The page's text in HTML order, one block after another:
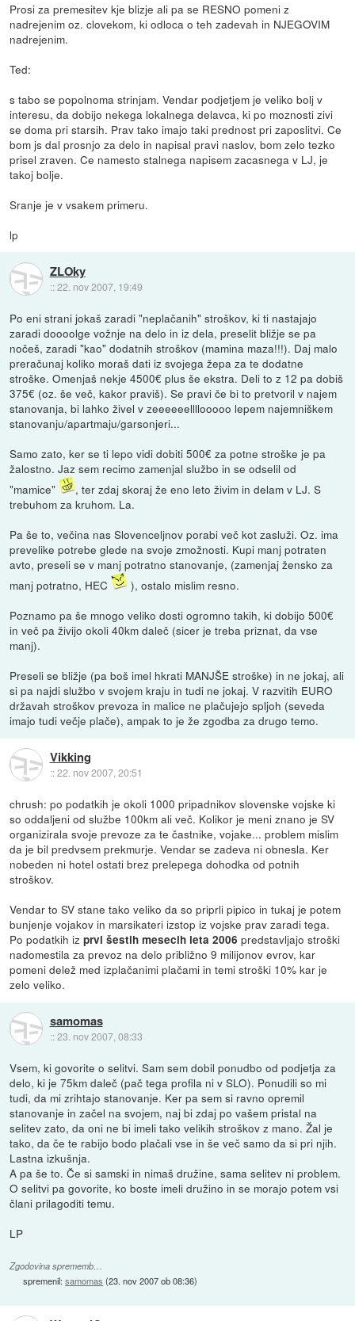
Prosi za premesitev kje blizje ali pa se RESNO pomeni z
nadrejenim oz. clovekom, ki odloca o teh zadevah in NJEGOVIM
nadrejenim.
Ted:
s tabo se popolnoma strinjam. Vendar podjetjem je veliko bolj v
interesu, da dobijo nekega lokalnega delavca, ki po moznosti zivi
se doma pri starsih. Prav tako imajo taki prednost pri zaposlitvi. Ce
bom js dal prosnjo za delo in napisal pravi naslov, bom zelo tezko
prisel zraven. Ce namesto stalnega napisem zacasnega v LJ, je
takoj bolje.
Sranje je v vsakem primeru.
lp
ZLOky
::22. nov 2007, 19:49
Po eni strani jokaš zaradi "neplačanih" stroškov, ki ti nastajajo
zaradi doooolge vožnje na delo in iz dela, preselit bližje se pa
nočeš, zaradi "kao" dodatnih stroškov (mamina maza!!!). Daj malo
preračunaj koliko moraš dati iz svojega žepa za te dodatne
stroške. Omenjaš nekje 4500€ plus še ekstra. Deli to z 12 pa dobiš
375€ (oz. še več, kakor praviš). Se pravi če bi to pretvoril v najem
stanovanja, bi lahko živel v zeeeeeellllooooo lepem najemniškem
stanovanju/apartmaju/garsonjeri...
Samo zato, ker se ti lepo vidi dobiti 500€ za potne stroške je pa
žalostno. Jaz sem recimo zamenjal službo in se odselil od
"mamice"
, ter zdaj skoraj že eno leto živim in delam v LJ. S
trebuhom za kruhom. La.
Pa še to, večina nas Slovenceljnov porabi več kot zasluži. Oz. ima
prevelike potrebe glede na svoje zmožnosti. Kupi manj potraten
avto, preseli se v manj potratno stanovanje, (zamenjaj žensko za
manj potratno, HEC
), ostalo mislim resno.
Poznamo pa še mnogo veliko dosti ogromno takih, ki dobijo 500€
in več pa živijo okoli 40km daleč (sicer je treba priznat, da vse
manj).
Preseli se bližje (pa boš imel hkrati MANJŠE stroške) in ne jokaj, ali
si pa najdi službo v svojem kraju in tudi ne jokaj. V razvitih EURO
državah stroškov prevoza in malice ne plačujejo spljoh (seveda
imajo tudi večje plače), ampak to je že zgodba za drugo temo.
Vikking
::22. nov 2007, 20:51
chrush: po podatkih je okoli 1000 pripadnikov slovenske vojske ki
so oddaljeni od službe 100km ali več. Kolikor je meni znano je SV
organizirala svoje prevoze za te častnike, vojake... problem mislim
da je bil predvsem prekmurje. Vendar se zadeva ni obnesla. Ker
nobeden ni hotel ostati brez prelepega dohodka od potnih
stroškov.
Vendar to SV stane tako veliko da so priprli pipico in tukaj je potem
bunjenje vojakov in marsikateri izstop iz vojske prav zaradi tega.
Po podatkih izprvi šestih mesecih leta 2006 predstavljajo stroški
nadomestila za prevoz na delo približno 9 milijonov evrov, kar
pomeni delež med izplačanimi plačami in temi stroški 10% kar je
zelo veliko.
samomas
::23. nov 2007, 08:33
Vsem, ki govorite o selitvi. Sam sem dobil ponudbo od podjetja za
delo, ki je 75km daleč (pač tega profila ni v SLO). Ponudili so mi
tudi, da mi zrihtajo stanovanje. Ker pa sem si ravno opremil
stanovanje in začel na svojem, naj bi zdaj po vašem pristal na
selitev zato, da oni ne bi imeli tako velikih stroškov z mano. Žal je
tako, da če te rabijo bodo plačali vse in še več samo da si pri njih.
Lastna izkušnja.
A pa še to. Če si samski in nimaš družine, sama selitev ni problem.
O selitvi pa govorite, ko boste imeli družino in se morajo potem vsi
člani prilagoditi temu.
LP
Zgodovina sprememb…
spremenil:samomas (23. nov 2007 ob 08:36)